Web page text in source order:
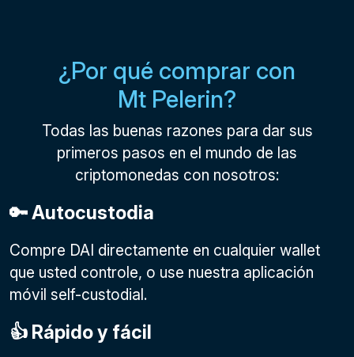
¿Por qué comprar con
Mt Pelerin?
Todas las buenas razones para dar sus
primeros pasos en el mundo de las
criptomonedas con nosotros:
🔑 Autocustodia
Compre DAI directamente en cualquier wallet
que usted controle, o use nuestra aplicación
móvil self-custodial.
👍 Rápido y fácil